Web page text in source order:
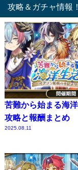
攻略＆ガチャ情報！
苦難から始まる海洋
攻略と報酬まとめ
2025.08.11